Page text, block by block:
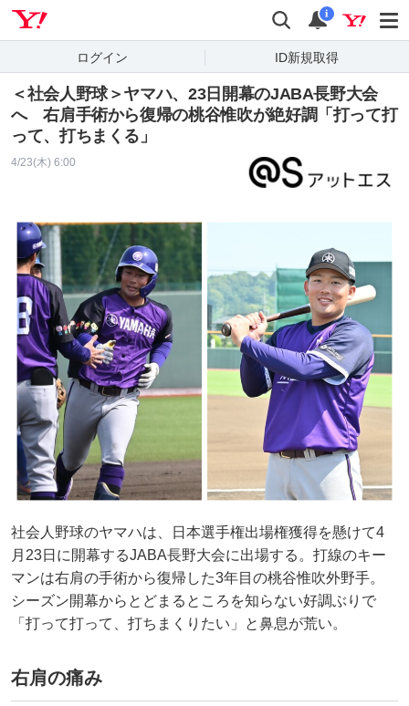
検索 通知
i
ログイン ID新規取得
​＜社会人野球＞ヤマハ、23日開幕のJABA長野大会
へ 右肩手術から復帰の桃谷惟吹が絶好調「打って打
って、打ちまくる」
4/23(木) 6:00
社会人野球のヤマハは、日本選手権出場権獲得を懸けて4
月23日に開幕するJABA長野大会に出場する。打線のキー
マンは右肩の手術から復帰した3年目の桃谷惟吹外野手。
シーズン開幕からとどまるところを知らない好調ぶりで
「打って打って、打ちまくりたい」と鼻息が荒い。
右肩の痛み